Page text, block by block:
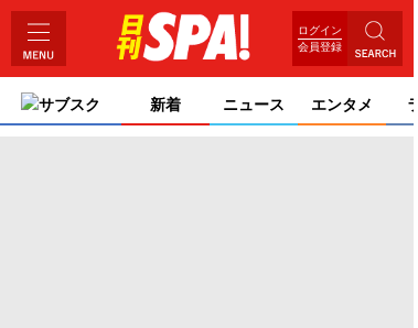
ログイン
会員登録
サブスク 新着 ニュース エンタメ